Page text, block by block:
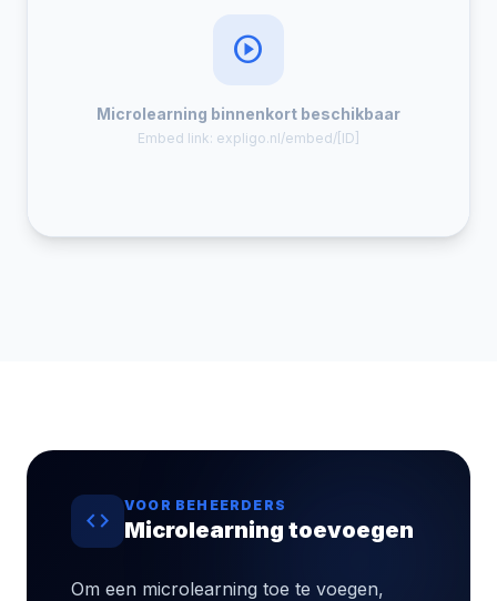
play_circle
Microlearning binnenkort beschikbaar
Embed link: expligo.nl/embed/[ID]
code
VOOR BEHEERDERS
Microlearning toevoegen
Om een microlearning toe te voegen,